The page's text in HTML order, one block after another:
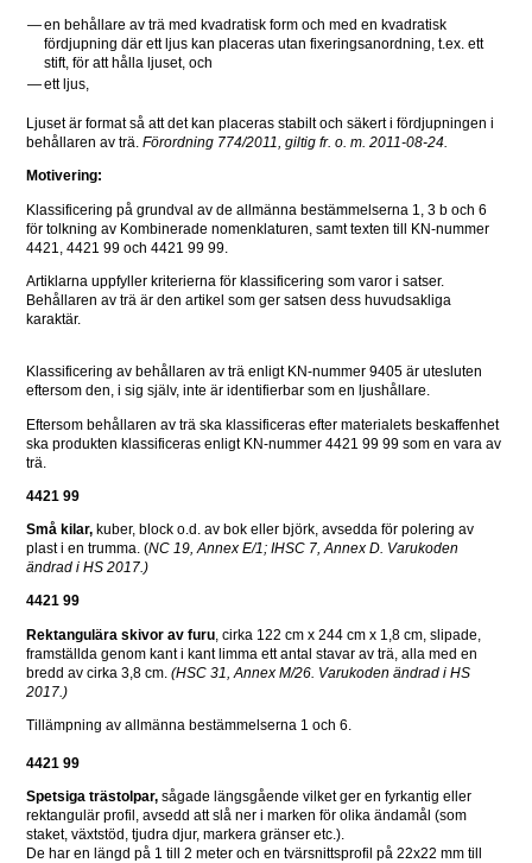
—en behållare av trä med kvadratisk form och med en kvadratisk
fördjupning där ett ljus kan placeras utan fixeringsanordning, t.ex. ett
stift, för att hålla ljuset, och
—ett ljus,
Ljuset är format så att det kan placeras stabilt och säkert i fördjupningen i
behållaren av trä. Förordning 774/2011, giltig fr. o. m. 2011-08-24.
Motivering:
Klassificering på grundval av de allmänna bestämmelserna 1, 3 b och 6
för tolkning av Kombinerade nomenklaturen, samt texten till KN-nummer
4421, 4421 99 och 4421 99 99.
Artiklarna uppfyller kriterierna för klassificering som varor i satser.
Behållaren av trä är den artikel som ger satsen dess huvudsakliga
karaktär.
Klassificering av behållaren av trä enligt KN-nummer 9405 är utesluten
eftersom den, i sig själv, inte är identifierbar som en ljushållare.
Eftersom behållaren av trä ska klassificeras efter materialets beskaffenhet
ska produkten klassificeras enligt KN-nummer 4421 99 99 som en vara av
trä.
4421 99
Små kilar, kuber, block o.d. av bok eller björk, avsedda för polering av
plast i en trumma. (NC 19, Annex E/1; IHSC 7, Annex D. Varukoden
ändrad i HS 2017.)
4421 99
Rektangulära skivor av furu , cirka 122 cm x 244 cm x 1,8 cm, slipade,
framställda genom kant i kant limma ett antal stavar av trä, alla med en
bredd av cirka 3,8 cm. (HSC 31, Annex M/26. Varukoden ändrad i HS
2017.)
Tillämpning av allmänna bestämmelserna 1 och 6.
4421 99
Spetsiga trästolpar, sågade längsgående vilket ger en fyrkantig eller
rektangulär profil, avsedd att slå ner i marken för olika ändamål (som
staket, växtstöd, tjudra djur, markera gränser etc.).
De har en längd på 1 till 2 meter och en tvärsnittsprofil på 22x22 mm till